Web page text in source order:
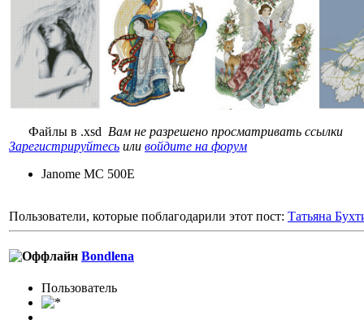
Файлы в .xsd Вам не разрешено просматривать ссылки
Зарегистрируйтесь или войдите на форум
Janome MC 500E
Пользователи, которые поблагодарили этот пост: Татьяна
Bondlena
Пользовaтeль